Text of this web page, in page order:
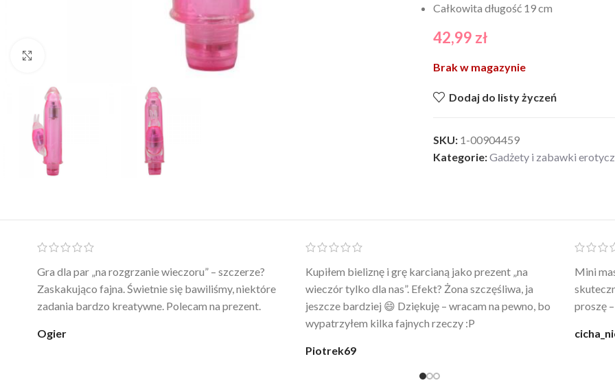
Całkowita długość 19 cm
42,99 zł
Brak w magazynie
Dodaj do listy życzeń
SKU: 1-00904459
Kategorie:Gadżety i zabawki
Ten żel intymny to był strzał w 10 – nie tylko
poprawia komfort, ale też daje przyjemne uczucie
ciepła. Nie uczula, bez zapachu. Kupuję już 3 raz i na
Po prostu WOW! Szlafrok to sztos – lekki, chłodny, a
wygląda jak z luksusowego butiku. Noszę
codziennie po kąpieli z mężem.
@karolina_dream
świetny